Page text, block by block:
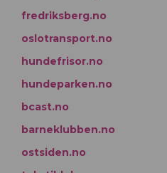
fredriksberg.no
oslotransport.no
hundefrisor.no
hundeparken.no
bcast.no
barneklubben.no
ostsiden.no